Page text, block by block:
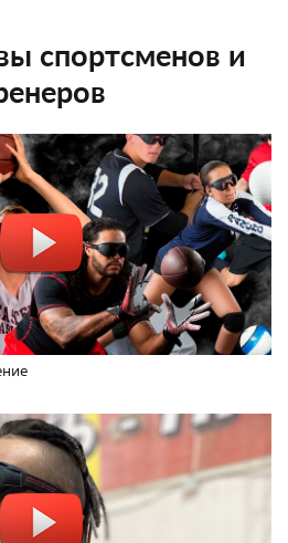
спортсменов и